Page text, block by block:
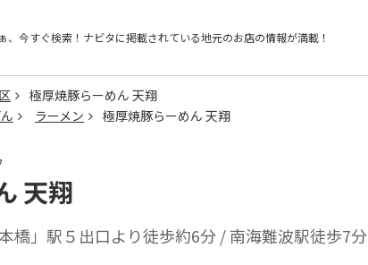
、今すぐ検索！ ナビタに掲載されている地元のお店の情報が満載！
極厚焼豚らーめん 天翔
ラーメン 極厚焼豚らーめん 天翔
天翔
橋」駅５出口より徒歩約6分 / 南海難波駅徒歩7分